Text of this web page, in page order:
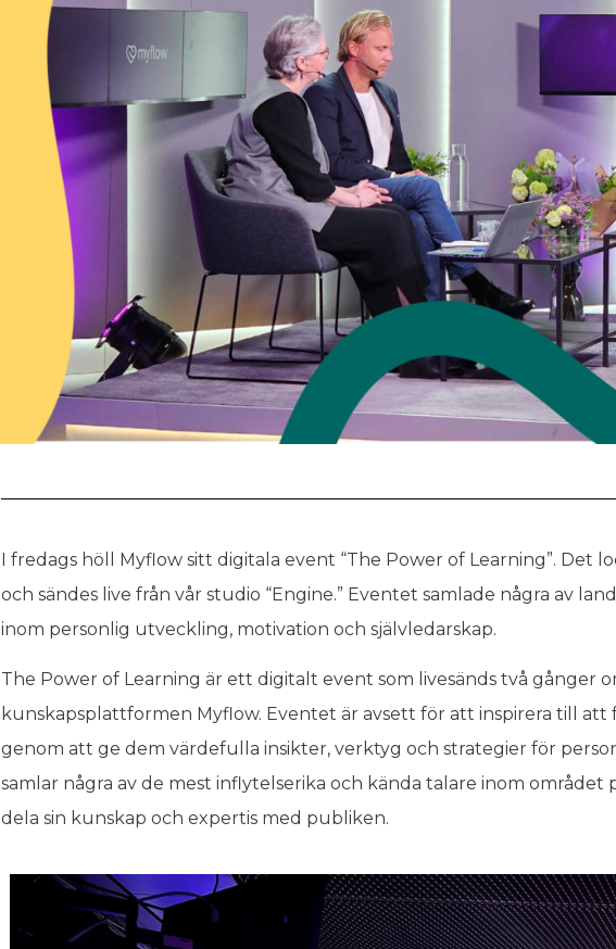
I fredags höll Myflow sitt digitala event “The Power of Learning”. Det
och sändes live från vår studio “Engine.” Eventet samlade några av
inom personlig utveckling, motivation och självledarskap.
The Power of Learning är ett digitalt event som livesänds två gånger
kunskapsplattformen Myflow. Eventet är avsett för att inspirera till att
genom att ge dem värdefulla insikter, verktyg och strategier för
samlar några av de mest inflytelserika och kända talare inom
dela sin kunskap och expertis med publiken.